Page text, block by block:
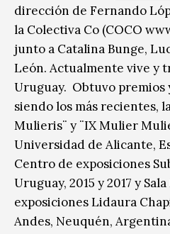
dirección de Fernando
la Colectiva Co (COCO
junto a Catalina Bunge,
León. Actualmente vive y
Uruguay. Obtuvo premios
siendo los más recientes,
Mulieris¨ y ¨IX Mulier
Universidad de Alicante,
Centro de exposiciones
Uruguay, 2015 y 2017 y
exposiciones Lidaura
Andes, Neuquén,